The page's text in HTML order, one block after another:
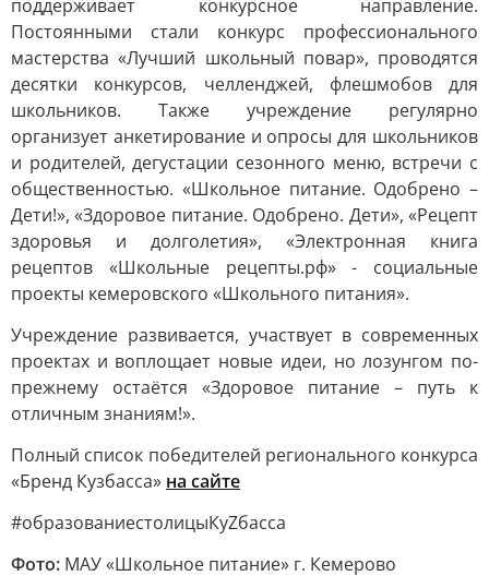
поддерживает конкурсное направление.
Постоянными стали конкурс профессионального
мастерства «Лучший школьный повар», проводятся
десятки конкурсов, челленджей, флешмобов для
школьников. Также учреждение регулярно
организует анкетирование и опросы для школьников
и родителей, дегустации сезонного меню, встречи с
общественностью. «Школьное питание. Одобрено –
Дети!», «Здоровое питание. Одобрено. Дети», «Рецепт
здоровья и долголетия», «Электронная книга
рецептов «Школьные рецепты.рф» - социальные
проекты кемеровского «Школьного питания».
Учреждение развивается, участвует в современных
проектах и воплощает новые идеи, но лозунгом по-
прежнему остаётся «Здоровое питание – путь к
отличным знаниям!».
Полный список победителей регионального конкурса
«Бренд Кузбасса» на сайте
#образованиестолицыКуZбасса
Фото: МАУ «Школьное питание» г. Кемерово